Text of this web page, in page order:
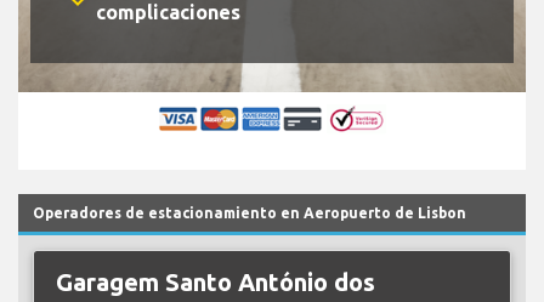
complicaciones
Operadores de estacionamiento en Aeropuerto de Lisbon
Garagem Santo António dos